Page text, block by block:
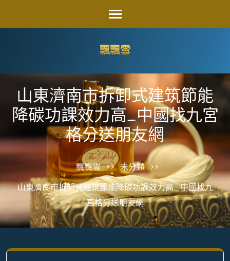
飄飄雪
山東濟南市拆卸式建筑節能
降碳功課效力高_中國找九宮
格分送朋友網
飄飄雪 >> 未分類 >>
山東濟南市拆卸式建筑節能降碳功課效力高_中國找九
宮格分送朋友網